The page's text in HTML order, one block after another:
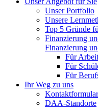
Unser Portfolio
Unsere
Top 5 Gründe
Finanzierung
Finanzierung
Für
Für
Für
Ihr Weg zu uns
Kontaktformular
DAA-Standorte